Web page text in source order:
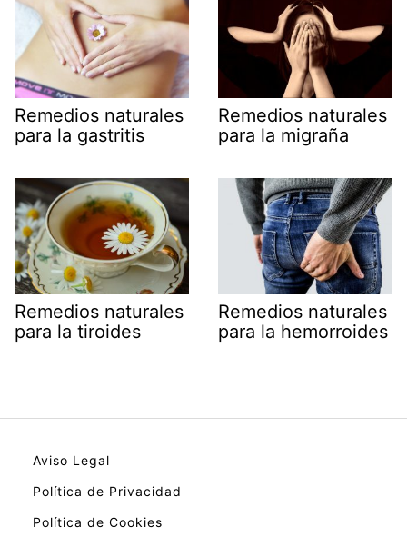
Remedios naturales
para la gastritis
Remedios naturales
para la migraña
Remedios naturales
para la tiroides
Remedios naturales
para la hemorroides
Aviso Legal
Política de Privacidad
Política de Cookies